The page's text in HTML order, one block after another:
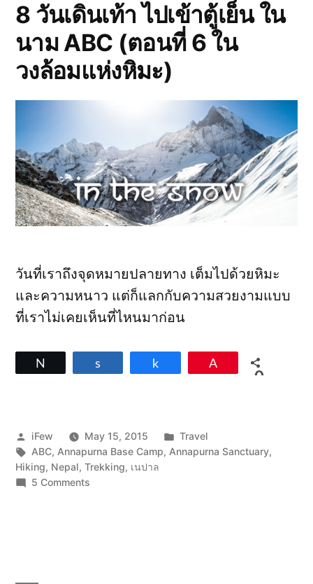
เย็น
ใน
นาม
ABC
(ตอน
ที่
7
พร้อม
บท
สรุป)
8 วันเดินเท้า ไปเข้าตู้เย็น ใน
นาม ABC (ตอนที่ 6 ใน
วงล้อมแห่งหิมะ)
วันที่เราถึงจุดหมายปลายทาง เต็มไปด้วยหิมะ
และความหนาว แต่ก็แลกกับความสวยงามแบบ
ที่เราไม่เคยเห็นที่ไหนมาก่อน
0
Posted
by
iFew May 15, 2015
Posted
in
Travel
Tags:
ABC, Annapurna Base Camp, Annapurna Sanctuary,
Hiking, Nepal, Trekking, เนปาล
5 Comments